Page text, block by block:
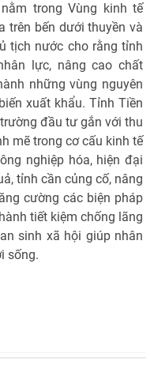
trong Vùng kinh tế
trên bến dưới thuyền và
tịch nước cho rằng tỉnh
lực, nâng cao chất
những vùng nguyên
xuất khẩu. Tỉnh Tiền
đầu tư gắn với thu
mẽ trong cơ cấu kinh tế
nghiệp hóa, hiện đại
tỉnh cần củng cố, nâng
cường các biện pháp
tiết kiệm chống lãng
sinh xã hội giúp nhân
sống.